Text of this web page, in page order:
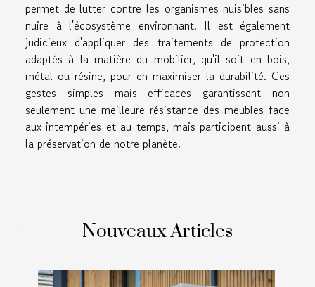
permet de lutter contre les organismes nuisibles sans
nuire à l'écosystème environnant. Il est également
judicieux d'appliquer des traitements de protection
adaptés à la matière du mobilier, qu'il soit en bois,
métal ou résine, pour en maximiser la durabilité. Ces
gestes simples mais efficaces garantissent non
seulement une meilleure résistance des meubles face
aux intempéries et au temps, mais participent aussi à
la préservation de notre planète.
Nouveaux Articles